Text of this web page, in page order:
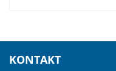
KONTAKT